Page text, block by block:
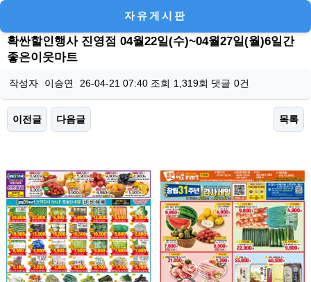
자유게시판
확싼할인행사 진영점 04월22일(수)~04월27일(월)6일간
좋은이웃마트
작성자 이승연 26-04-21 07:40조회 1,319회 댓글 0건
이전글 다음글 목록
본문